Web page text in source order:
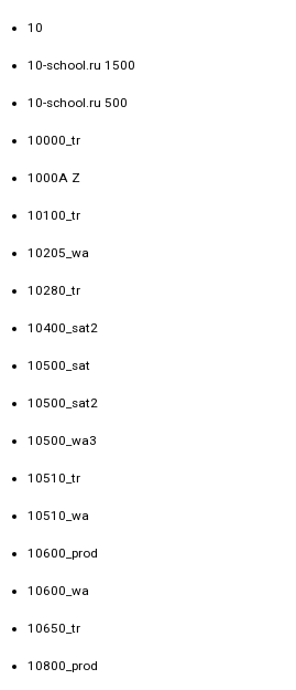
10
10-school.ru 1500
10-school.ru 500
10000_tr
1000A Z
10100_tr
10205_wa
10280_tr
10400_sat2
10500_sat
10500_sat2
10500_wa3
10510_tr
10510_wa
10600_prod
10600_wa
10650_tr
10800_prod